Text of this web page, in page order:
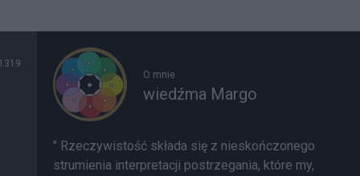
1319
O mnie
wiedźma Margo
" Rzeczywistość składa się z nieskończonego
strumienia interpretacji postrzegania, które my,